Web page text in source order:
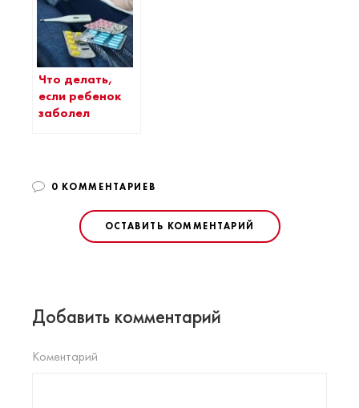
Что делать,
если ребенок
заболел
0 КОММЕНТАРИЕВ
ОСТАВИТЬ КОММЕНТАРИЙ
Добавить комментарий
Коментарий